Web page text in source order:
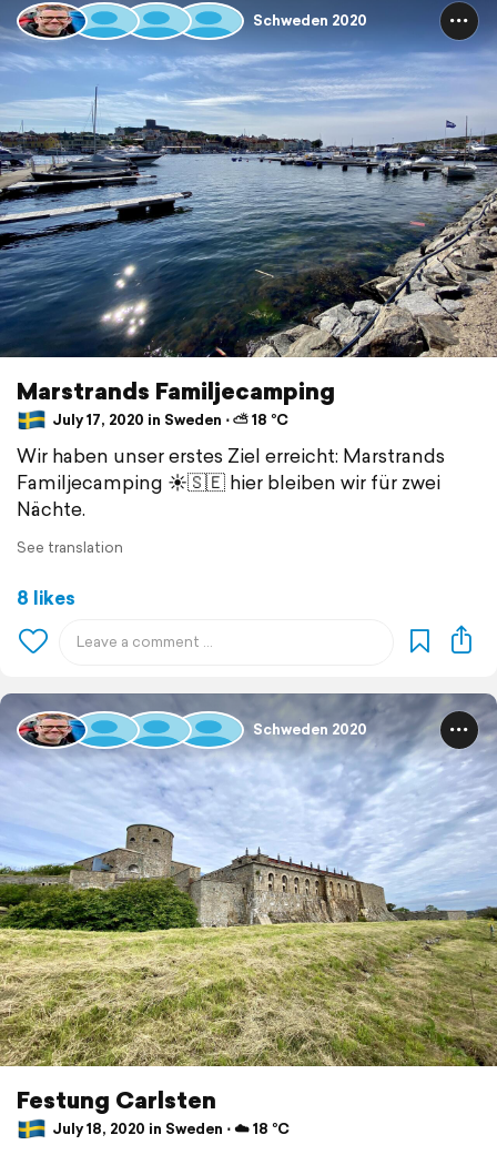
Schweden 2020
Marstrands Familjecamping
July 17, 2020 in Sweden ⋅ ⛅ 18 °C
Wir haben unser erstes Ziel erreicht: Marstrands
Familjecamping ☀️🇸🇪 hier bleiben wir für zwei
Nächte.
See translation
8 likes
Schweden 2020
Festung Carlsten
July 18, 2020 in Sweden ⋅ ☁️ 18 °C